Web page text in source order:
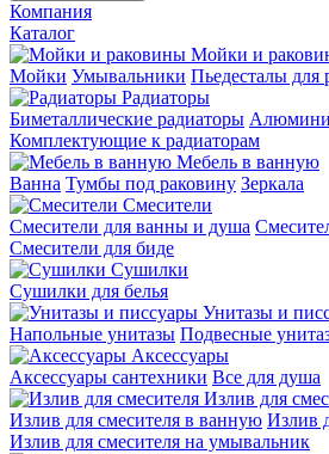
Компания
Каталог
Мойки и
Мойки Умывальники Пьедесталы для
Радиаторы
Биметаллические радиаторы
Комплектующие к радиаторам
Мебель в ванную
Ванна Тумбы под раковину Зеркала
Смесители
Смесители для ванны и душа
Смесители для биде
Сушилки
Сушилки для белья
Унитазы и
Напольные унитазы Подвесные
Аксессуары
Аксессуары сантехники Все для душа
Излив для
Излив для смесителя в ванную Излив
Излив для смесителя на умывальник